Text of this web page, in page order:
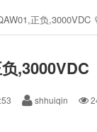
正负,3000VDC
,3000VDC
shhuiqin